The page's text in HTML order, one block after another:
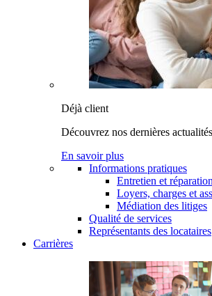
Déjà client
Découvrez nos dernières
En savoir plus
Informations pratiques
Entretien et réparation
Loyers, charges et
Médiation des litiges
Qualité de services
Représentants des locataires
Carrières